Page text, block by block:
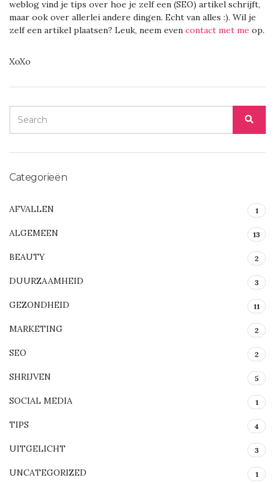
weblog vind je tips over hoe je zelf een (SEO) artikel schrijft,
maar ook over allerlei andere dingen. Echt van alles :). Wil je
zelf een artikel plaatsen? Leuk, neem even contact met me op.
XoXo
SEARCH
FOR:
Categorieën
AFVALLEN 1
ALGEMEEN 13
BEAUTY 2
DUURZAAMHEID 3
GEZONDHEID 11
MARKETING 2
SEO 2
SHRIJVEN 5
SOCIAL MEDIA 1
TIPS 4
UITGELICHT 3
UNCATEGORIZED 1